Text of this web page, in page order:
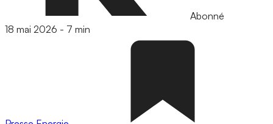
Abonné
18 mai 2026 - 7 min